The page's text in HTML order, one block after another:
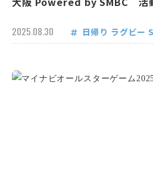
2025.08.30 日帰り ラグビー